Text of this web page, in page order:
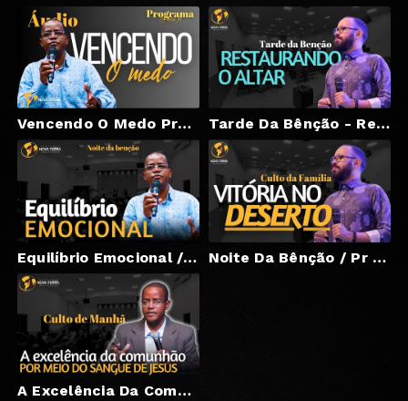
Vencendo O Medo Programa Pela Fé Pr Edilson Nascimento Tarde Da Bênção - Restaurando O Altar/ Pr Humberto Silva
Equilíbrio Emocional / Noite DA Bênção / Pr Edilson Nascimento Noite Da Bênção / Pr Humberto Silva
A Excelência Da Comunhão Por Meio Do Sangue De Jesus / Santa Ceia / Pr Edilson Nascimento